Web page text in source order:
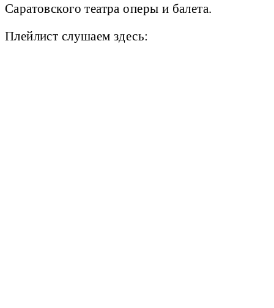
Саратовского театра оперы и балета.
Плейлист слушаем здесь: